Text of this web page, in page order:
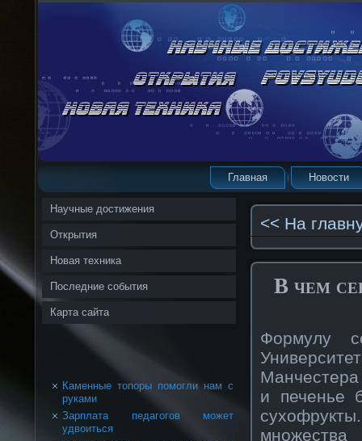
Главная Новости
Научные достижения
Открытия
Новая техника
Последние события
Карта сайта
Каменные топоры помогли нам с
руками
Зарплата педагогов может
удвоиться
<< На
В чем
Формулу
и печенье
множества